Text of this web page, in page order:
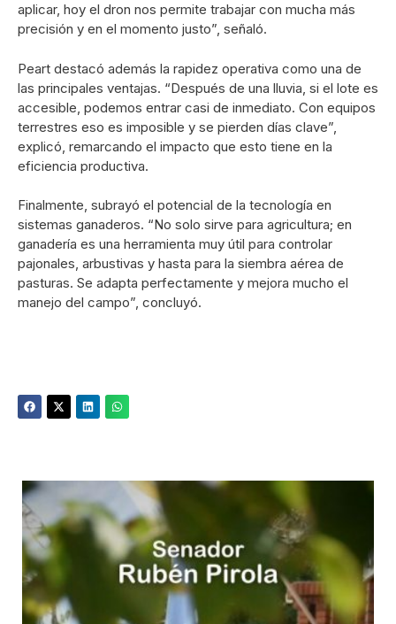
aplicar, hoy el dron nos permite trabajar con mucha más
precisión y en el momento justo”, señaló.
Peart destacó además la rapidez operativa como una de
las principales ventajas. “Después de una lluvia, si el lote es
accesible, podemos entrar casi de inmediato. Con equipos
terrestres eso es imposible y se pierden días clave”,
explicó, remarcando el impacto que esto tiene en la
eficiencia productiva.
Finalmente, subrayó el potencial de la tecnología en
sistemas ganaderos. “No solo sirve para agricultura; en
ganadería es una herramienta muy útil para controlar
pajonales, arbustivas y hasta para la siembra aérea de
pasturas. Se adapta perfectamente y mejora mucho el
manejo del campo”, concluyó.